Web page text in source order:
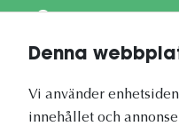
Denna
Vi använder
innehållet och